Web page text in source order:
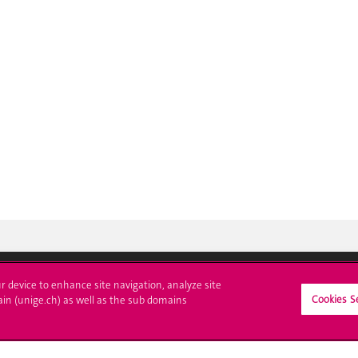
à l'UNIGE L'UNIGE vous informe
UNIGE Mobile
device to enhance site navigation, analyze site
(unige.ch) as well as the sub domains
Cookies